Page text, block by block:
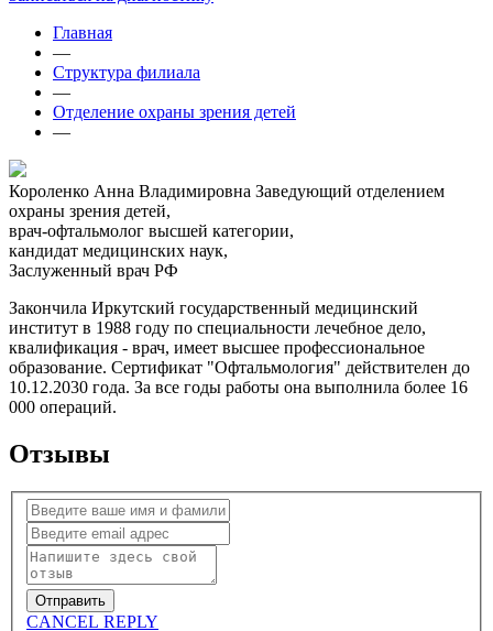
Главная
—
Структура филиала
—
Отделение охраны зрения детей
—
Короленко Анна Владимировна Заведующий отделением
охраны зрения детей,
врач-офтальмолог высшей категории,
кандидат медицинских наук,
Заслуженный врач РФ
Закончила Иркутский государственный медицинский
институт в 1988 году по специальности лечебное дело,
квалификация - врач, имеет высшее профессиональное
образование. Сертификат "Офтальмология" действителен до
10.12.2030 года. За все годы работы она выполнила более 16
000 операций.
Отзывы
CANCEL REPLY